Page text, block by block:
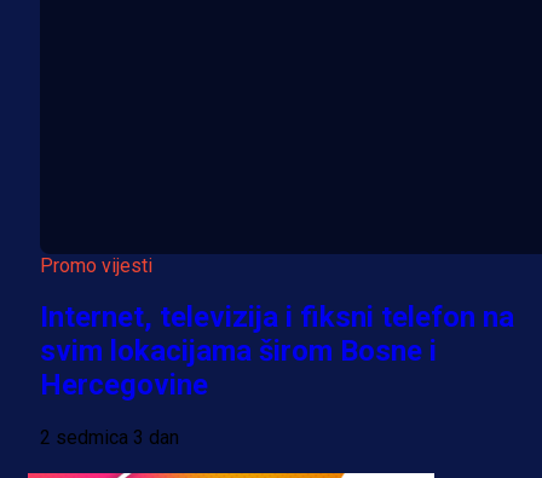
Promo vijesti
Internet, televizija i fiksni telefon na
svim lokacijama širom Bosne i
Hercegovine
2 sedmica 3 dan